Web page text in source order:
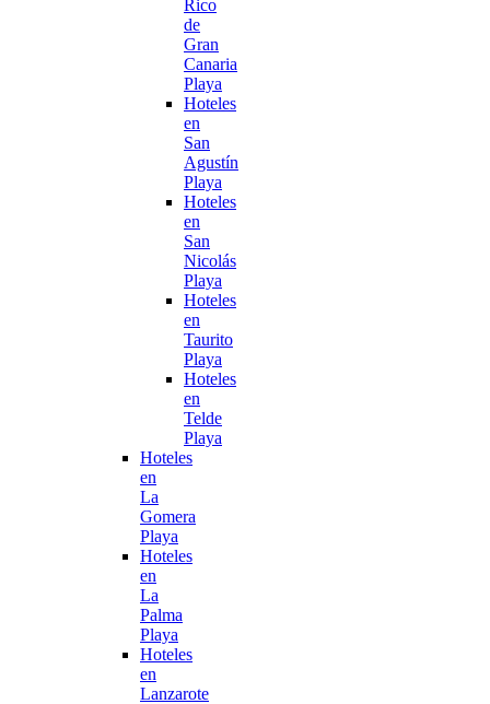
Rico
de
Gran
Canaria
Playa
Hoteles
en
San
Agustín
Playa
Hoteles
en
San
Nicolás
Playa
Hoteles
en
Taurito
Playa
Hoteles
en
Telde
Playa
Hoteles
en
La
Gomera
Playa
Hoteles
en
La
Palma
Playa
Hoteles
en
Lanzarote